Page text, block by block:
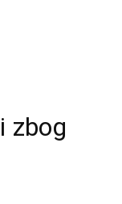
zbog